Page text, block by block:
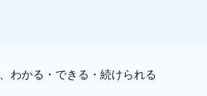
わかる・できる・続けられる